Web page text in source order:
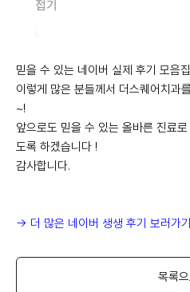
믿을 수 있는 네이버 실제 후기 모음
이렇게 많은 분들께서 더스퀘어치과
~!
앞으로도 믿을 수 있는 올바른 진료
도록 하겠습니다 !
감사합니다.
-> 더 많은 네이버 생생 후기 보러가기
목록